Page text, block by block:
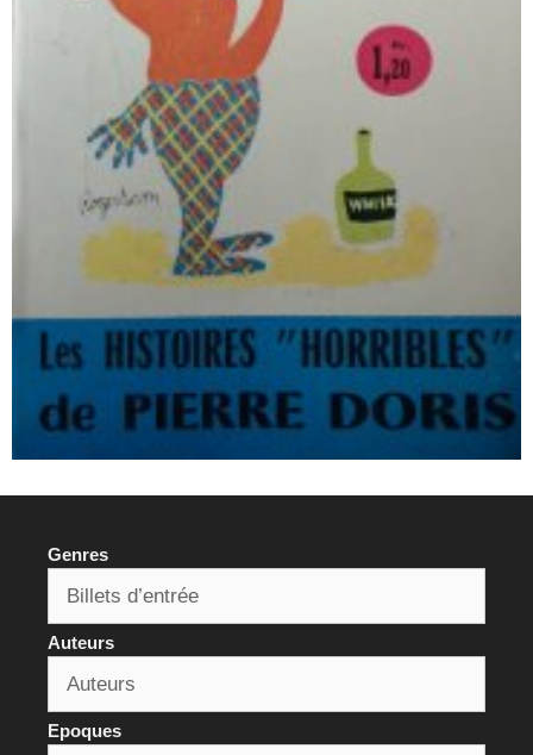
Genres
Auteurs
Epoques